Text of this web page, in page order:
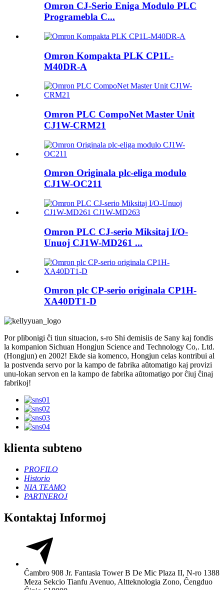
Omron CJ-Serio Eniga Modulo PLC
Programebla C...
Omron Kompakta PLK CP1L-
M40DR-A
Omron PLC CompoNet Master Unit
CJ1W-CRM21
Omron Originala plc-eliga modulo
CJ1W-OC211
Omron PLC CJ-serio Miksitaj I/O-
Unuoj CJ1W-MD261 ...
Omron plc CP-serio originala CP1H-
XA40DT1-D
Por plibonigi ĉi tiun situacion, s-ro Shi demisiis de Sany kaj fondis
la kompanion Sichuan Hongjun Science and Technology Co,. Ltd.
(Hongjun) en 2002! Ekde sia komenco, Hongjun celas kontribui al
la postvenda servo por la kampo de fabrika aŭtomatigo kaj provizi
unu-lokan servon en la kampo de fabrika aŭtomatigo por ĉiuj ĉinaj
fabrikoj!
klienta subteno
PROFILO
Historio
NIA TEAMO
PARTNEROJ
Kontaktaj Informoj
Ĉambro 908 Jr. Fantasia Tower B De Mic Plaza II, N-ro 1388
Meza Sekcio Tianfu Avenuo, Altteknologia Zono, Ĉengduo